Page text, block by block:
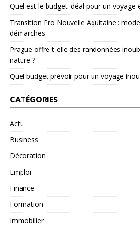
Quel est le budget idéal pour un voyage
Transition Pro Nouvelle Aquitaine :
démarches
Prague offre-t-elle des randonnées
nature ?
Quel budget prévoir pour un voyage
CATÉGORIES
Actu
Business
Décoration
Emploi
Finance
Formation
Immobilier